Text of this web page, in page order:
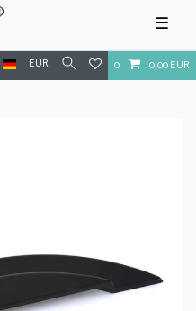
☰
EUR 0 0,00 EUR